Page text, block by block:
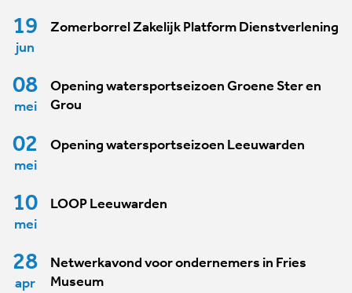
19
jun
Zomerborrel Zakelijk Platform Dienstverlening
08
mei
Opening watersportseizoen Groene Ster en
Grou
02
mei
Opening watersportseizoen Leeuwarden
10
mei
LOOP Leeuwarden
28
apr
Netwerkavond voor ondernemers in Fries
Museum